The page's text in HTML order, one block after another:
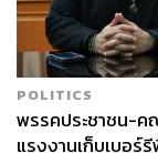
POLITICS
พรรคประชาชน-ค
แรงงานเก็บเบอร์